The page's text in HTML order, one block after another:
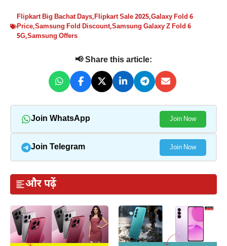
Flipkart Big Bachat Days,Flipkart Sale 2025,Galaxy Fold 6
Price,Samsung Fold Discount,Samsung Galaxy Z Fold 6
5G,Samsung Offers
📢 Share this article:
Join WhatsApp Join Now
Join Telegram Join Now
और पढ़ें